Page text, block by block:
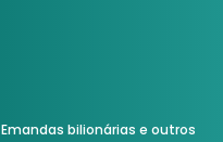
Emandas bilionárias e outros